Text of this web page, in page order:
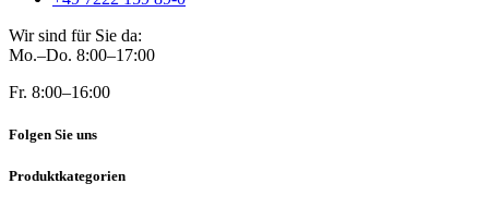
Wir sind für Sie da:
Mo.–Do. 8:00–17:00
Fr. 8:00–16:00
Folgen Sie uns
Produktkategorien